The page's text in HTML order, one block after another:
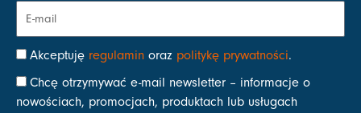
Akceptuję regulamin oraz politykę prywatności.
Chcę otrzymywać e-mail newsletter – informacje o
nowościach, promocjach, produktach lub usługach